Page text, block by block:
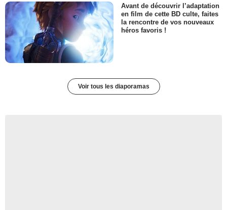
Avant de découvrir l’adaptation
en film de cette BD culte, faites
la rencontre de vos nouveaux
héros favoris !
Voir tous les diaporamas